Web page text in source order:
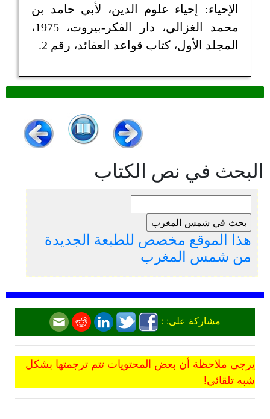
الإحياء: إحياء علوم الدين، لأبي حامد بن
محمد الغزالي، دار الفكر-بيروت، 1975،
المجلد الأول، كتاب قواعد العقائد، رقم 2.
البحث في نص الكتاب
هذا الموقع مخصص للطبعة الجديدة
من شمس المغرب
مشاركة على: :
يرجى ملاحظة أن بعض المحتويات تتم ترجمتها بشكل
شبه تلقائي!